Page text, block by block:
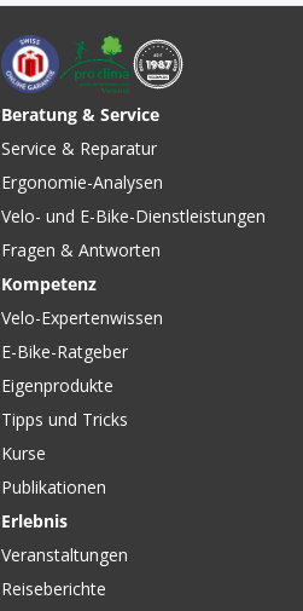
Beratung & Service
Service & Reparatur
Ergonomie-Analysen
Velo- und E-Bike-Dienstleistungen
Fragen & Antworten
Kompetenz
Velo-Expertenwissen
E-Bike-Ratgeber
Eigenprodukte
Tipps und Tricks
Kurse
Publikationen
Erlebnis
Veranstaltungen
Reiseberichte